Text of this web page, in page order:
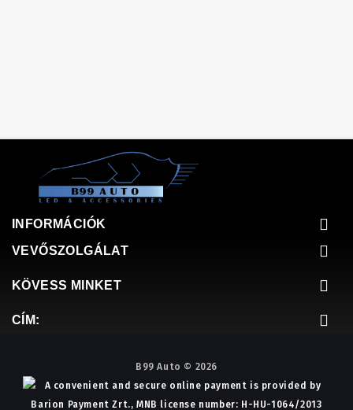
INFORMÁCIÓK
VEVŐSZOLGÁLAT
KÖVESS MINKET
CÍM:
B99 Auto © 2026